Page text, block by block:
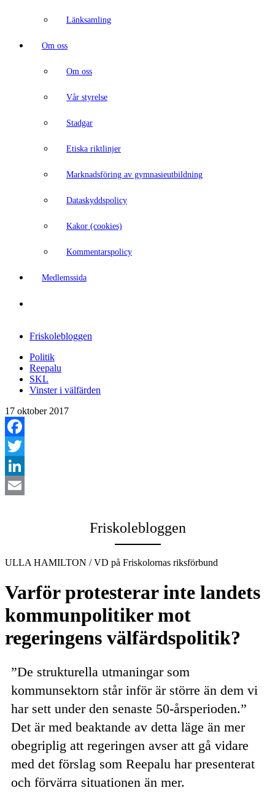
Länksamling
Om oss
Om oss
Vår styrelse
Stadgar
Etiska riktlinjer
Marknadsföring av gymnasieutbildning
Dataskyddspolicy
Kakor (cookies)
Kommentarspolicy
Medlemssida
Friskolebloggen
Politik
Reepalu
SKL
Vinster i välfärden
17 oktober 2017
Facebook
Twitter
LinkedIn
Friskolebloggen
ULLA HAMILTON / VD på Friskolornas riksförbund
Varför protesterar inte landets
kommunpolitiker mot
regeringens välfärdspolitik?
”De strukturella utmaningar som
kommunsektorn står inför är större än dem vi
har sett under den senaste 50-årsperioden.”
Det är med beaktande av detta läge än mer
obegriplig att regeringen avser att gå vidare
med det förslag som Reepalu har presenterat
och förvärra situationen än mer.